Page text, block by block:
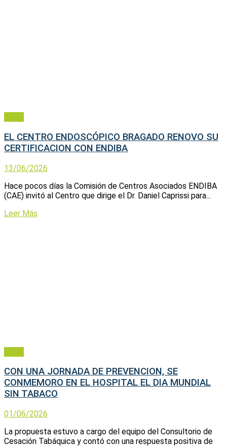
EL CENTRO ENDOSCÓPICO BRAGADO RENOVO SU
CERTIFICACION CON ENDIBA
13/06/2026
Hace pocos días la Comisión de Centros Asociados ENDIBA
(CAE) invitó al Centro que dirige el Dr. Daniel Caprissi para...
Leer Más
CON UNA JORNADA DE PREVENCION, SE
CONMEMORO EN EL HOSPITAL EL DIA MUNDIAL
SIN TABACO
01/06/2026
La propuesta estuvo a cargo del equipo del Consultorio de
Cesación Tabáquica y contó con una respuesta positiva de